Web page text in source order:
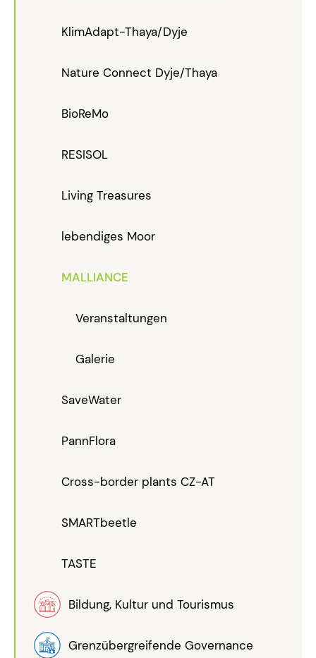
KlimAdapt-Thaya/Dyje
Nature Connect Dyje/Thaya
BioReMo
RESISOL
Living Treasures
lebendiges Moor
MALLIANCE
Veranstaltungen
Galerie
SaveWater
PannFlora
Cross-border plants CZ-AT
SMARTbeetle
TASTE
Bildung, Kultur und Tourismus
Grenzübergreifende Governance